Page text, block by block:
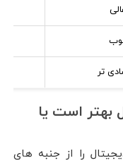
تر
بهتر است یا
را از جنبه های